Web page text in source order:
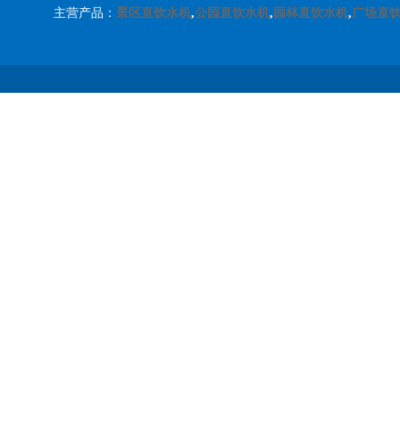
主营产品： 景区直饮水机,公园直饮水机, 园林直饮水机,广场直